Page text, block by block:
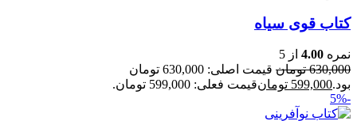
کتاب قوی سیاه
نمره 4.00 از 5
630,000 تومان
قیمت اصلی: 630,000 تومان
بود.599,000 تومانقیمت فعلی: 599,000 تومان.
-5%